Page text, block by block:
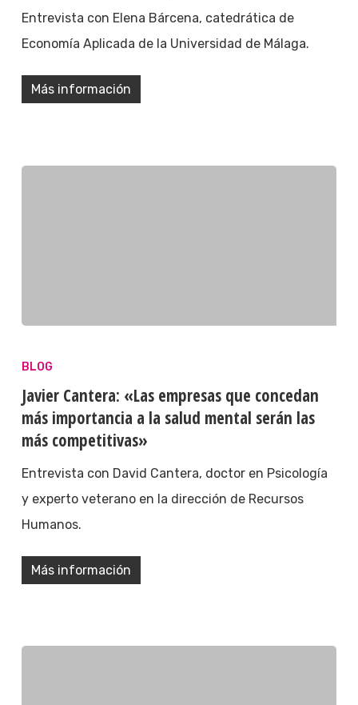
Entrevista con Elena Bárcena, catedrática de
Economía Aplicada de la Universidad de Málaga.
Más información
BLOG
Javier Cantera: «Las empresas que concedan
más importancia a la salud mental serán las
más competitivas»
Entrevista con David Cantera, doctor en Psicología
y experto veterano en la dirección de Recursos
Humanos.
Más información